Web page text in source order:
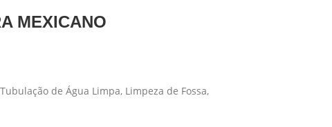
MEXICANO
de Água Limpa, Limpeza de Fossa,